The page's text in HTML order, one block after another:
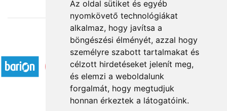
Az oldal sütiket és egyéb
nyomkövető technológiákat
alkalmaz, hogy javítsa a
böngészési élményét, azzal hogy
személyre szabott tartalmakat és
célzott hirdetéseket jelenít meg,
és elemzi a weboldalunk
forgalmát, hogy megtudjuk
honnan érkeztek a látogatóink.
Accepted payment methods